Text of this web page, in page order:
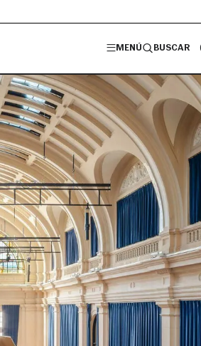
MENÚ BUSCAR